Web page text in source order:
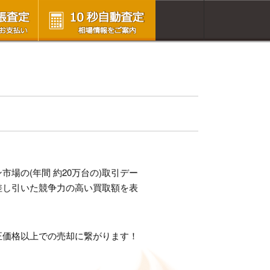
場の(年間 約20万台の)取引デー
引いた競争力の高い買取額を表
格以上での売却に繋がります！